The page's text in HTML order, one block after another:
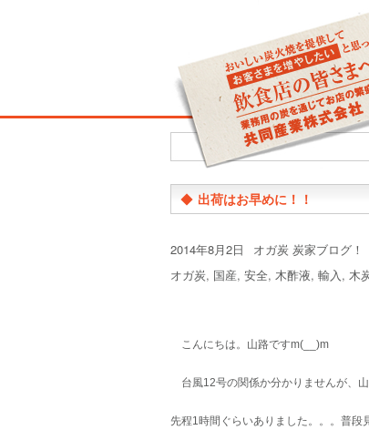
◆ 出荷はお早めに！！
投
稿
日:
2014年8月2日
カ
テ
ゴ
オガ炭 炭家ブログ！
タ
オガ炭, 国産, 安全, 木酢液, 輸入 , 木
こんにちは。山路ですm(__)m
台風12号の関係か分かりませんが、
先程1時間ぐらいありました。。。普段